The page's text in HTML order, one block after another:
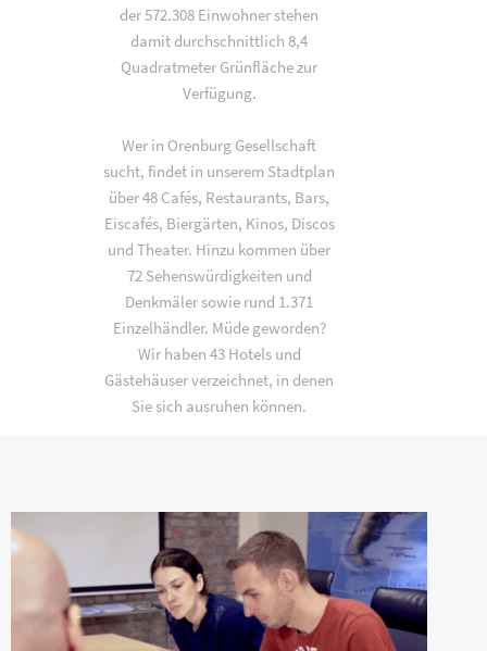
der 572.308 Einwohner stehen
damit durchschnittlich 8,4
Quadratmeter Grünfläche zur
Verfügung.
Wer in Orenburg Gesellschaft
sucht, findet in unserem Stadtplan
über 48 Cafés, Restaurants, Bars,
Eiscafés, Biergärten, Kinos, Discos
und Theater. Hinzu kommen über
72 Sehenswürdigkeiten und
Denkmäler sowie rund 1.371
Einzelhändler. Müde geworden?
Wir haben 43 Hotels und
Gästehäuser verzeichnet, in denen
Sie sich ausruhen können.